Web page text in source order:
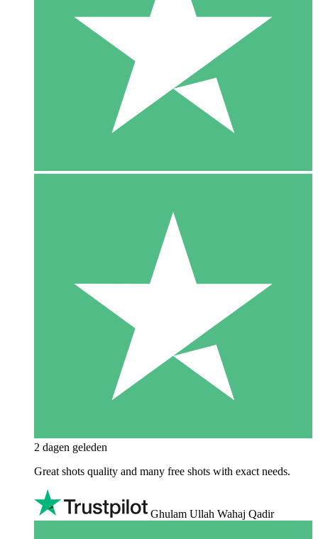
2 dagen geleden
Great shots quality and many free shots with exact needs.
Ghulam Ullah Wahaj Qadir